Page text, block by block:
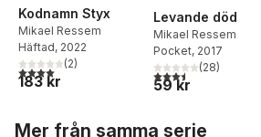
Kodnamn Styx
Mikael Ressem
Häftad, 2022
4,0utav 5 stjärnor. Totalt antal röster:
(2)
183 kr
Levande död
Mikael Ressem
Pocket, 2017
3,5utav 5 stjärnor.
(28)
59 kr
Mer från samma serie